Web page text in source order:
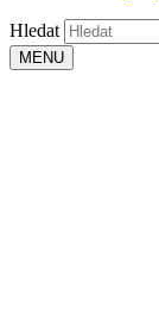
Hledat
MENU